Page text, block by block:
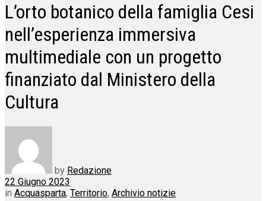
L’orto botanico della famiglia Cesi
nell’esperienza immersiva
multimediale con un progetto
finanziato dal Ministero della
Cultura
by Redazione
22 Giugno 2023
in Acquasparta, Territorio, Archivio notizie